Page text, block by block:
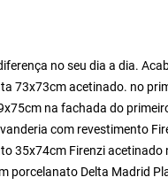
no seu dia a dia.
73x73cm acetinado. no
na fachada do
com revestimento
35x74cm Firenzi
porcelanato Delta Madrid